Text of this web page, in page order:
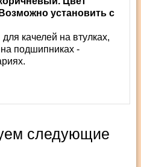
установить с
качелей на втулках,
подшипниках -
следующие